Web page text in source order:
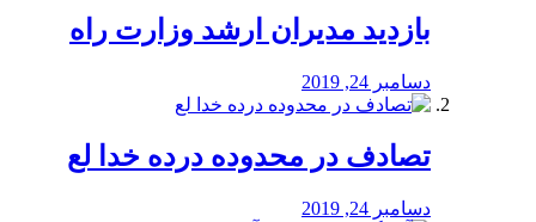
بازدید مدیران ارشد وزارت راه
دسامبر 24, 2019
تصادف در محدوده درده خدا لع
دسامبر 24, 2019